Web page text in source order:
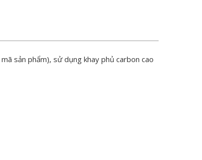
sản phẩm), sử dụng khay phủ carbon cao